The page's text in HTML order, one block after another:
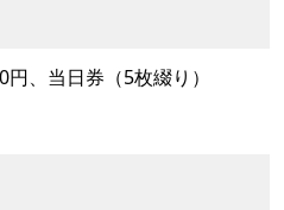
、当日券（5枚綴り）